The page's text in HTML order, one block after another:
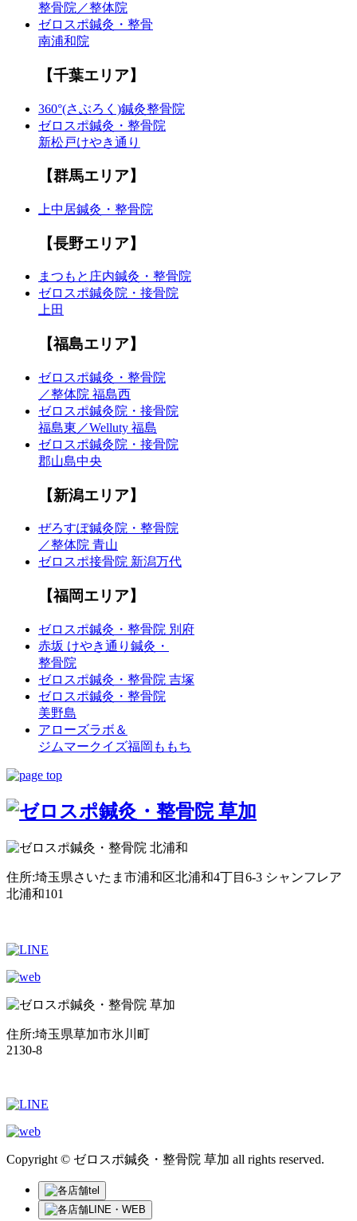
整骨院／整体院
ゼロスポ鍼灸・整骨
南浦和院
【千葉エリア】
360°(さぶろく)鍼灸整骨院
ゼロスポ鍼灸・整骨院
新松戸けやき通り
【群馬エリア】
上中居鍼灸・整骨院
【長野エリア】
まつもと庄内鍼灸・整骨院
ゼロスポ鍼灸院・接骨院
上田
【福島エリア】
ゼロスポ鍼灸・整骨院
／整体院 福島西
ゼロスポ鍼灸院・接骨院
福島東／Welluty 福島
ゼロスポ鍼灸院・接骨院
郡山島中央
【新潟エリア】
ぜろすぽ鍼灸院・整骨院
／整体院 青山
ゼロスポ接骨院 新潟万代
【福岡エリア】
ゼロスポ鍼灸・整骨院 別府
赤坂 けやき通り鍼灸・
整骨院
ゼロスポ鍼灸・整骨院 吉塚
ゼロスポ鍼灸・整骨院
美野島
アローズラボ＆
ジムマークイズ福岡ももち
住所:埼玉県さいたま市浦和区北浦和4丁目6-3 シャンフレア
北浦和101
住所:埼玉県草加市氷川町
2130-8
Copyright © ゼロスポ鍼灸・整骨院 草加 all rights reserved.